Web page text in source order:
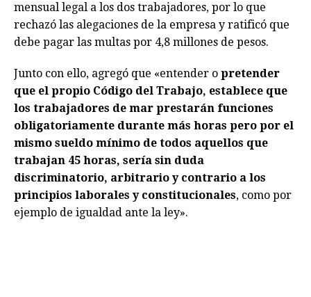
mensual legal a los dos trabajadores, por lo que
rechazó las alegaciones de la empresa y ratificó que
debe pagar las multas por 4,8 millones de pesos.
Junto con ello, agregó que «entender o pretender
que el propio Código del Trabajo, establece que
los trabajadores de mar prestarán funciones
obligatoriamente durante más horas pero por el
mismo sueldo mínimo de todos aquellos que
trabajan 45 horas, sería sin duda
discriminatorio, arbitrario y contrario a los
principios laborales y constitucionales, como por
ejemplo de igualdad ante la ley».